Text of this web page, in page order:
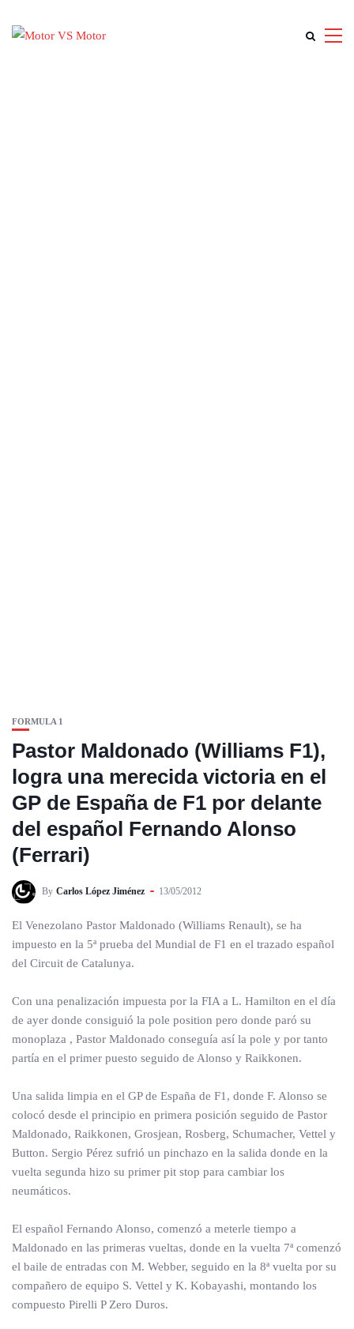
FORMULA 1
Pastor Maldonado (Williams F1),
logra una merecida victoria en el
GP de España de F1 por delante
del español Fernando Alonso
(Ferrari)
By Carlos López Jiménez 13/05/2012
El Venezolano Pastor Maldonado (Williams Renault), se ha
impuesto en la 5ª prueba del Mundial de F1 en el trazado español
del Circuit de Catalunya.
Con una penalización impuesta por la FIA a L. Hamilton en el día
de ayer donde consiguió la pole position pero donde paró su
monoplaza , Pastor Maldonado conseguía así la pole y por tanto
partía en el primer puesto seguido de Alonso y Raikkonen.
Una salida limpia en el GP de España de F1, donde F. Alonso se
colocó desde el principio en primera posición seguido de Pastor
Maldonado, Raikkonen, Grosjean, Rosberg, Schumacher, Vettel y
Button. Sergio Pérez sufrió un pinchazo en la salida donde en la
vuelta segunda hizo su primer pit stop para cambiar los
neumáticos.
El español Fernando Alonso, comenzó a meterle tiempo a
Maldonado en las primeras vueltas, donde en la vuelta 7ª comenzó
el baile de entradas con M. Webber, seguido en la 8ª vuelta por su
compañero de equipo S. Vettel y K. Kobayashi, montando los
compuesto Pirelli P Zero Duros.